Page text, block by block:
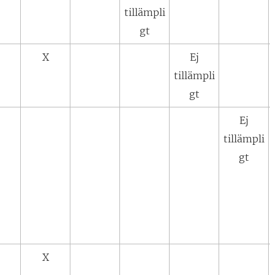
tillämpli
gt
X
Ej
tillämpli
gt
Ej
tillämpli
gt
X